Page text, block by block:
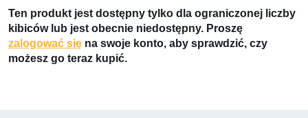
Ten produkt jest dostępny tylko dla ograniczonej liczby
kibiców lub jest obecnie niedostępny. Proszę
zalogować się na swoje konto, aby sprawdzić, czy
możesz go teraz kupić.